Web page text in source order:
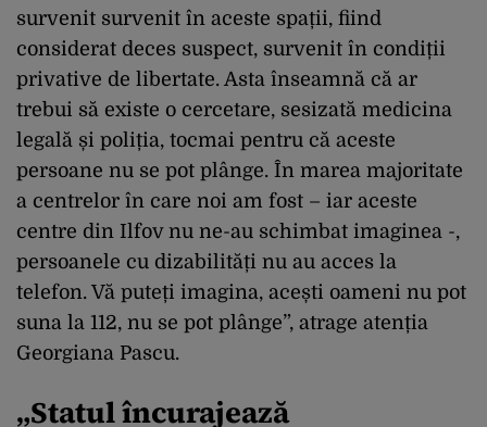
survenit survenit în aceste spații, fiind
considerat deces suspect, survenit în condiții
privative de libertate. Asta înseamnă că ar
trebui să existe o cercetare, sesizată medicina
legală și poliția, tocmai pentru că aceste
persoane nu se pot plânge. În marea majoritate
a centrelor în care noi am fost – iar aceste
centre din Ilfov nu ne-au schimbat imaginea -,
persoanele cu dizabilități nu au acces la
telefon. Vă puteți imagina, acești oameni nu pot
suna la 112, nu se pot plânge”, atrage atenția
Georgiana Pascu.
„Statul încurajează